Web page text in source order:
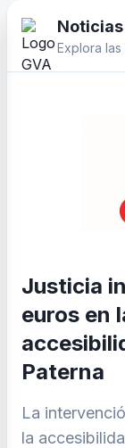
Noticias
Explora las
Justicia
euros en
Paterna
La
la